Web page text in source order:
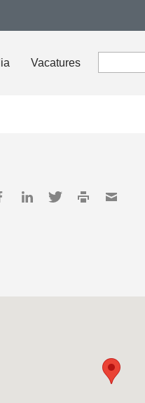
Vacatures